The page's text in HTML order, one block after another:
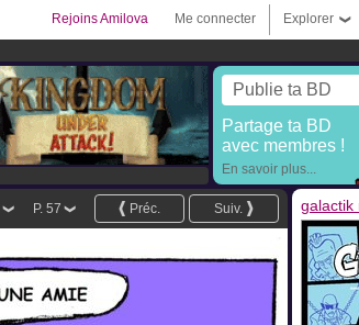
Explorer
Me connecter
Rejoins Amilova
Publie ta BD
Partage ta BD
avec membres !
En savoir plus...
Suiv.
Préc.
P. 57 galactik